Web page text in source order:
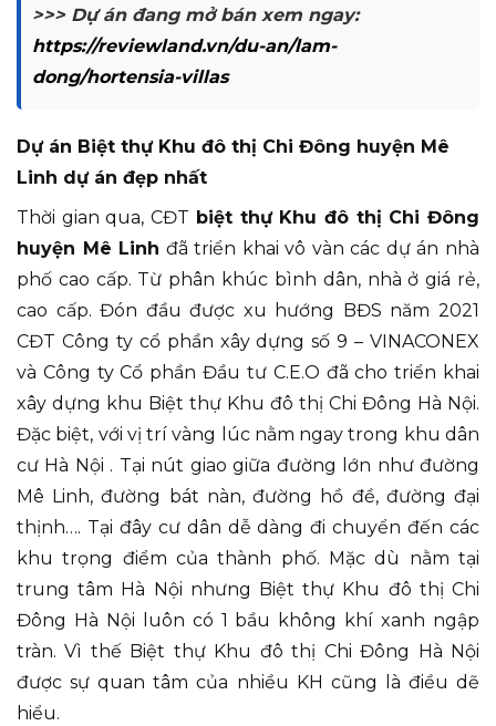
>>> Dự án đang mở bán xem ngay:
https://reviewland.vn/du-an/lam-
dong/hortensia-villas
Dự án Biệt thự Khu đô thị Chi Đông huyện Mê
Linh dự án đẹp nhất
Thời gian qua, CĐT biệt thự Khu đô thị Chi Đông
huyện Mê Linh đã triển khai vô vàn các dự án nhà
phố cao cấp. Từ phân khúc bình dân, nhà ở giá rẻ,
cao cấp. Đón đầu được xu hướng BĐS năm 2021
CĐT Công ty cổ phần xây dựng số 9 – VINACONEX
và Công ty Cổ phần Đầu tư C.E.O đã cho triển khai
xây dựng khu Biệt thự Khu đô thị Chi Đông Hà Nội.
Đặc biệt, với vị trí vàng lúc nằm ngay trong khu dân
cư Hà Nội . Tại nút giao giữa đường lớn như đường
Mê Linh, đường bát nàn, đường hồ đề, đường đại
thịnh…. Tại đây cư dân dễ dàng đi chuyển đến các
khu trọng điểm của thành phố. Mặc dù nằm tại
trung tâm Hà Nội nhưng Biệt thự Khu đô thị Chi
Đông Hà Nội luôn có 1 bầu không khí xanh ngập
tràn. Vì thế Biệt thự Khu đô thị Chi Đông Hà Nội
được sự quan tâm của nhiều KH cũng là điều dẽ
hiểu.